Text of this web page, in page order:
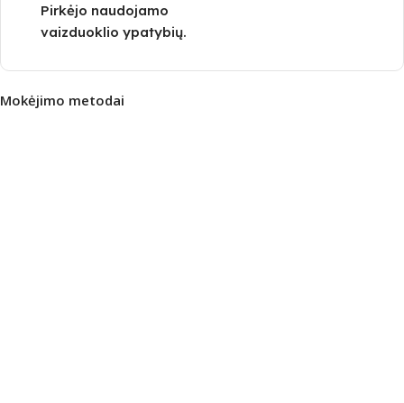
Pirkėjo naudojamo
vaizduoklio ypatybių.
Mokėjimo metodai